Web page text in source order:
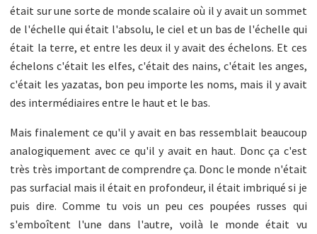
était sur une sorte de monde scalaire où il y avait un sommet
de l'échelle qui était l'absolu, le ciel et un bas de l'échelle qui
était la terre, et entre les deux il y avait des échelons. Et ces
échelons c'était les elfes, c'était des nains, c'était les anges,
c'était les yazatas, bon peu importe les noms, mais il y avait
des intermédiaires entre le haut et le bas.
Mais finalement ce qu'il y avait en bas ressemblait beaucoup
analogiquement avec ce qu'il y avait en haut. Donc ça c'est
très très important de comprendre ça. Donc le monde n'était
pas surfacial mais il était en profondeur, il était imbriqué si je
puis dire. Comme tu vois un peu ces poupées russes qui
s'emboîtent l'une dans l'autre, voilà le monde était vu